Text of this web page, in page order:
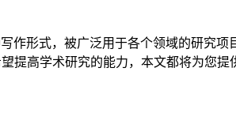
作形式，被广泛用于各个领域的研究
高学术研究的能力，本文都将为您提